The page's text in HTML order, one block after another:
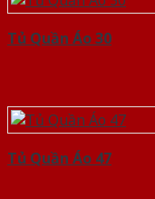
Tủ Quần Áo 30
Tủ Quần Áo 47